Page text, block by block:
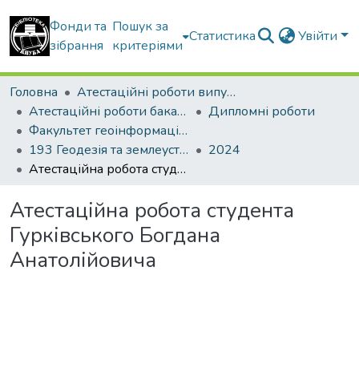
Фонди та
зібрання
Пошук за
критеріями
Статистика Увійти
Головна
Атестаційні роботи випускників
Атестаційні роботи бакалаврів
Дипломні роботи
Факультет геоінформаційних систем та управління територіями
193 Геодезія та землеустрій. Геоінформаційні системи і технології
2024
Атестаційна робота студента Гурківського Богдана Анатолійовича
Атестаційна робота студента
Гурківського Богдана
Анатолійовича